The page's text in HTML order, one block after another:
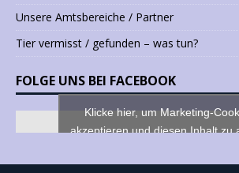
Unsere Amtsbereiche / Partner
Tier vermisst / gefunden – was tun?
FOLGE UNS BEI FACEBOOK
Klicke hier, um Marketing-
akzeptieren und diesen Inhalt zu